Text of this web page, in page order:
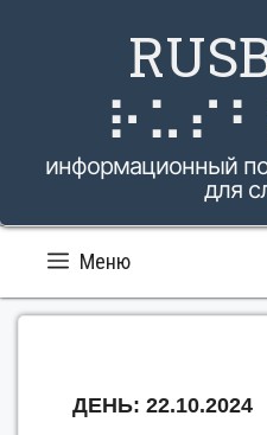
информационный
для
Меню
ДЕНЬ: 22.10.2024